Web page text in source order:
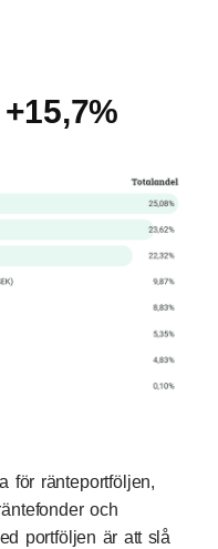
för ränteportföljen,
och
portföljen är att slå